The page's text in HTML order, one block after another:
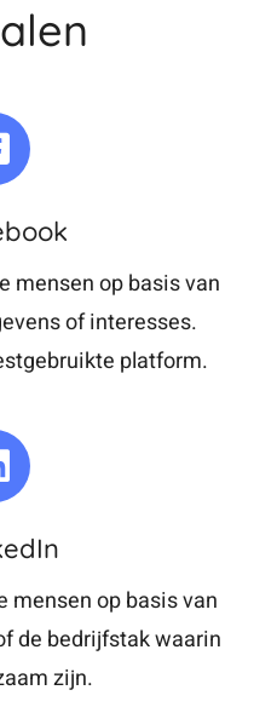
mensen op basis van
of interesses.
platform.
mensen op basis van
de bedrijfstak waarin
zijn.